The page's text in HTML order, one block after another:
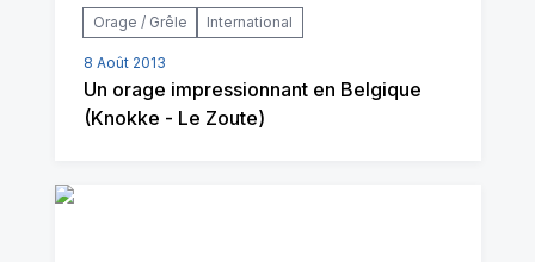
Orage / Grêle International
8 Août 2013
Un orage impressionnant en Belgique
(Knokke - Le Zoute)